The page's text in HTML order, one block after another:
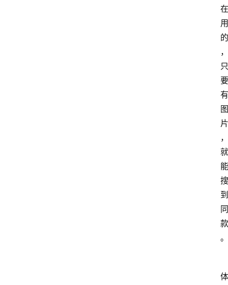
在
用
的
，
只
要
有
图
片
，
就
能
搜
到
同
款
。
体